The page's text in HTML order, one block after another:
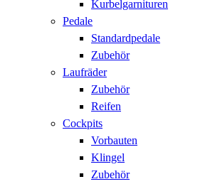
Kurbelgarnituren
Pedale
Standardpedale
Zubehör
Laufräder
Zubehör
Reifen
Cockpits
Vorbauten
Klingel
Zubehör